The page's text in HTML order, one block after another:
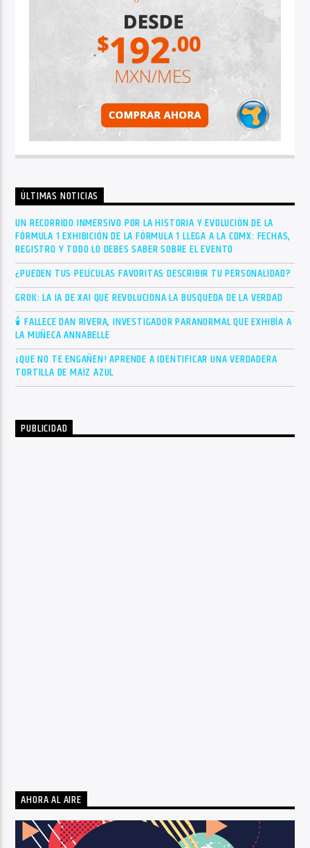
ÚLTIMAS NOTICIAS
UN RECORRIDO INMERSIVO POR LA HISTORIA Y EVOLUCIÓN DE LA
FÓRMULA 1 EXHIBICIÓN DE LA FÓRMULA 1 LLEGA A LA CDMX: FECHAS,
REGISTRO Y TODO LO DEBES SABER SOBRE EL EVENTO
¿PUEDEN TUS PELÍCULAS FAVORITAS DESCRIBIR TU PERSONALIDAD?
GROK: LA IA DE XAI QUE REVOLUCIONA LA BÚSQUEDA DE LA VERDAD
🕯 FALLECE DAN RIVERA, INVESTIGADOR PARANORMAL QUE EXHIBÍA A
LA MUÑECA ANNABELLE
¡QUE NO TE ENGAÑEN! APRENDE A IDENTIFICAR UNA VERDADERA
TORTILLA DE MAÍZ AZUL
PUBLICIDAD
AHORA AL AIRE